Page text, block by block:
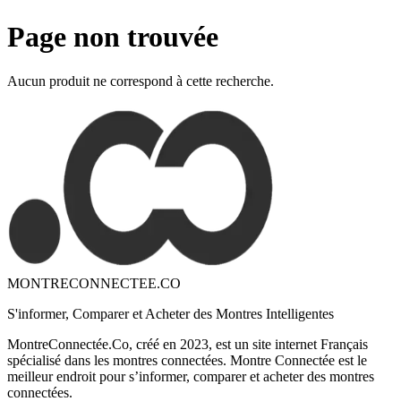
Page non trouvée
Aucun produit ne correspond à cette recherche.
MONTRECONNECTEE.CO
S'informer, Comparer et Acheter des Montres Intelligentes
MontreConnectée.Co, créé en 2023, est un site internet Français
spécialisé dans les montres connectées. Montre Connectée est le
meilleur endroit pour s’informer, comparer et acheter des montres
connectées.